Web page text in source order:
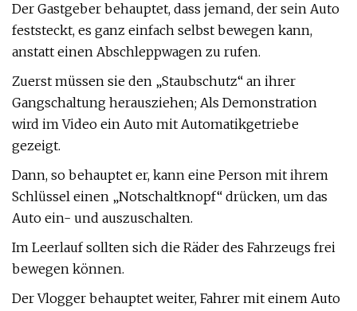
Der Gastgeber behauptet, dass jemand, der sein Auto
feststeckt, es ganz einfach selbst bewegen kann,
anstatt einen Abschleppwagen zu rufen.
Zuerst müssen sie den „Staubschutz“ an ihrer
Gangschaltung herausziehen; Als Demonstration
wird im Video ein Auto mit Automatikgetriebe
gezeigt.
Dann, so behauptet er, kann eine Person mit ihrem
Schlüssel einen „Notschaltknopf“ drücken, um das
Auto ein- und auszuschalten.
Im Leerlauf sollten sich die Räder des Fahrzeugs frei
bewegen können.
Der Vlogger behauptet weiter, Fahrer mit einem Auto